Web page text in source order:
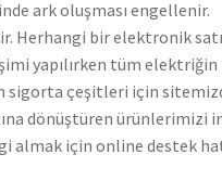
ark oluşması engellenir.
Herhangi bir elektronik
yapılırken tüm elektriğin
sigorta çeşitleri için
dönüştüren ürünlerimizi
almak için online destek